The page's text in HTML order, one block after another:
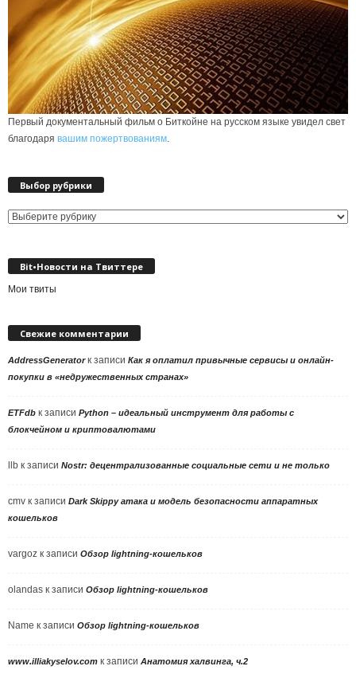
Первый документальный фильм о Биткойне на русском языке увидел свет
благодаря вашим пожертвованиям.
Выбор рубрики
Выбор
Bit•Новости на Твиттере
Мои твиты
Свежие комментарии
AddressGeneratorк записи Как я оплатил привычные сервисы и онлайн-
покупки в «недружественных странах»
ETFdb к записи Python – идеальный инструмент для работы с
блокчейном и криптовалютами
llb к записи Nostr: децентрализованные социальные сети и не только
cmv к записи Dark Skippy атака и модель безопасности аппаратных
кошельков
vargoz к записи Обзор lightning-кошельков
olandas к записи Обзор lightning-кошельков
Name к записи Обзор lightning-кошельков
www.illiakyselov.com к записи Анатомия халвинга, ч.2